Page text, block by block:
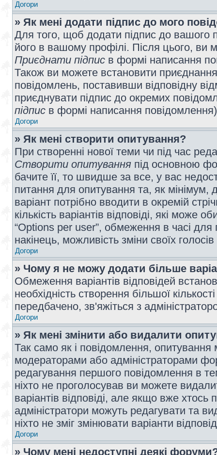
Догори
» Як мені додати підпис до мого
Для того, щоб додати підпис до вашого
його в вашому профілі. Після цього, ви
Приєднати підпис в формі написання
Також ви можете встановити
повідомлень, поставивши відповідну
приєднувати підпис до окремих
підпис в формі написання
Догори
» Як мені створити опитування?
При створенні нової теми чи під час
Створити опитування під основною
бачите її, то швидше за все, у вас
питання для опитування та, як мінімум,
варіант потрібно вводити в окремій
кількість варіантів відповіді, які може
“Options per user”, обмеження в часі для
накінець, можливість зміни своїх
Догори
» Чому я не можу додати більше
Обмеження варіантів відповідей
необхідність створення більшої
передбачено, зв'яжіться з
Догори
» Як мені змінити або видалити
Так само як і повідомлення,
модераторами або адміністраторами
редагування першого повідомлення в
ніхто не проголосував ви можете
варіантів відповіді, але якщо вже
адміністратори можуть редагувати та
ніхто не зміг змінювати варіанти
Догори
» Чому мені недоступні деякі